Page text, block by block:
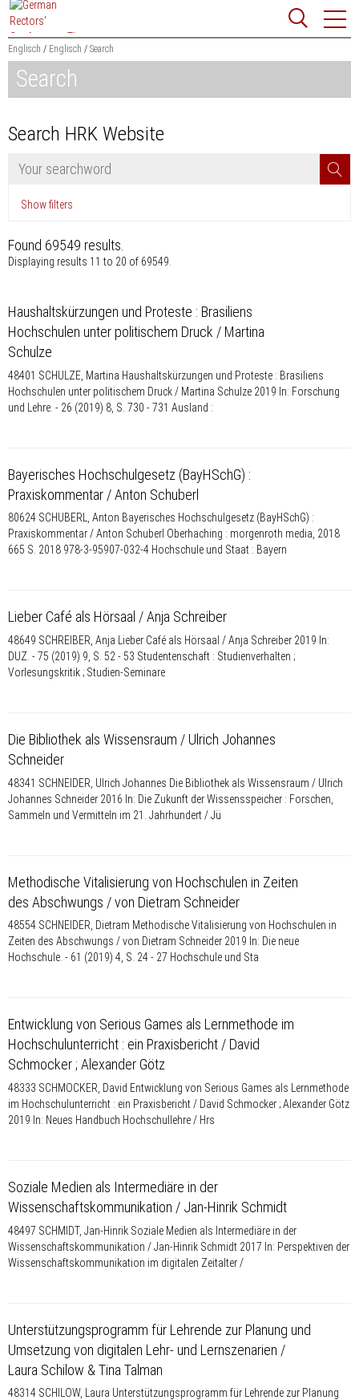
Jump
to
content
Website
search
Englisch Englisch Search
Search
Search HRK Website
Searchword
Show filters
Found 69549 results
Displaying results 11 to 20 of 69549.
Haushaltskürzungen und Proteste : Brasiliens
Hochschulen unter politischem Druck / Martina
Schulze
48401 SCHULZE, Martina Haushaltskürzungen und Proteste : Brasiliens
Hochschulen unter politischem Druck / Martina Schulze 2019 In: Forschung
und Lehre. - 26 (2019) 8, S. 730 - 731 Ausland :
Bayerisches Hochschulgesetz (BayHSchG) :
Praxiskommentar / Anton Schuberl
80624 SCHUBERL, Anton Bayerisches Hochschulgesetz (BayHSchG) :
Praxiskommentar / Anton Schuberl Oberhaching : morgenroth media, 2018
665 S. 2018 978-3-95907-032-4 Hochschule und Staat : Bayern
Lieber Café als Hörsaal / Anja Schreiber
48649 SCHREIBER, Anja Lieber Café als Hörsaal / Anja Schreiber 2019 In:
DUZ. - 75 (2019) 9, S. 52 - 53 Studentenschaft : Studienverhalten ;
Vorlesungskritik ; Studien-Seminare
Die Bibliothek als Wissensraum / Ulrich Johannes
Schneider
48341 SCHNEIDER, Ulrich Johannes Die Bibliothek als Wissensraum / Ulrich
Johannes Schneider 2016 In: Die Zukunft der Wissensspeicher : Forschen,
Sammeln und Vermitteln im 21. Jahrhundert / Jü
Methodische Vitalisierung von Hochschulen in Zeiten
des Abschwungs / von Dietram Schneider
48554 SCHNEIDER, Dietram Methodische Vitalisierung von Hochschulen in
Zeiten des Abschwungs / von Dietram Schneider 2019 In: Die neue
Hochschule. - 61 (2019) 4, S. 24 - 27 Hochschule und Sta
Entwicklung von Serious Games als Lernmethode im
Hochschulunterricht : ein Praxisbericht / David
Schmocker ; Alexander Götz
48333 SCHMOCKER, David Entwicklung von Serious Games als Lernmethode
im Hochschulunterricht : ein Praxisbericht / David Schmocker ; Alexander Götz
2019 In: Neues Handbuch Hochschullehre / Hrs
Soziale Medien als Intermediäre in der
Wissenschaftskommunikation / Jan-Hinrik Schmidt
48497 SCHMIDT, Jan-Hinrik Soziale Medien als Intermediäre in der
Wissenschaftskommunikation / Jan-Hinrik Schmidt 2017 In: Perspektiven der
Wissenschaftskommunikation im digitalen Zeitalter /
Unterstützungsprogramm für Lehrende zur Planung und
Umsetzung von digitalen Lehr- und Lernszenarien /
Laura Schilow & Tina Talman
48314 SCHILOW, Laura Unterstützungsprogramm für Lehrende zur Planung